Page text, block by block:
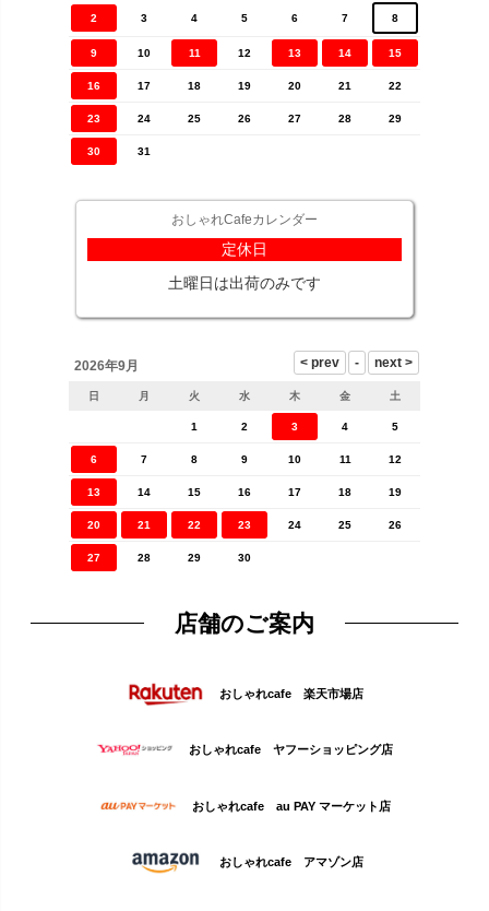
2 3 4 5 6 7 8
9 10 11 12 13 14 15
16 17 18 19 20 21 22
23 24 25 26 27 28 29
30 31
おしゃれCafeカレンダー
定休日
土曜日は出荷のみです
2026年9月
日 月 火 水 木 金 土
1 2 3 4 5
6 7 8 9 10 11 12
13 14 15 16 17 18 19
20 21 22 23 24 25 26
27 28 29 30
店舗のご案内
おしゃれcafe 楽天市場店
おしゃれcafe ヤフーショッピング店
おしゃれcafe au PAY マーケット店
おしゃれcafe アマゾン店